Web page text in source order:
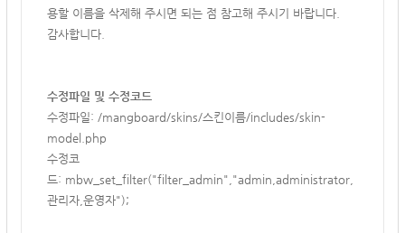
용할 이름을 삭제해 주시면 되는 점 참고해 주시기 바랍니다.
감사합니다.
수정파일 및 수정코드
수정파일: /mangboard/skins/스킨이름/includes/skin-
model.php
수정코
드: mbw_set_filter("filter_admin","admin,administrator,
관리자,운영자");